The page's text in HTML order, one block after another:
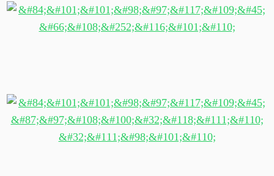
Gumdigger-Loch – mit einem Foto aus der harten Zeit
Teebaum-Blüten